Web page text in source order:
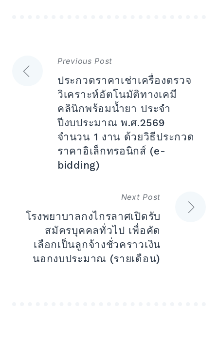
แนะแนว
เรื่อง
Previous Post
ประกวดราคาเช่าเครื่องตรวจ
วิเคราะห์อัตโนมัติทางเคมี
คลินิกพร้อมน้ำยา ประจำ
ปีงบประมาณ พ.ศ.2569
จำนวน 1 งาน ด้วยวิธีประกวด
ราคาอิเล็กทรอนิกส์ (e-
bidding)
Next Post
โรงพยาบาลกงไกรลาศเปิดรับ
สมัครบุคคลทั่วไป เพื่อคัด
เลือกเป็นลูกจ้างชั่วคราวเงิน
นอกงบประมาณ (รายเดือน)